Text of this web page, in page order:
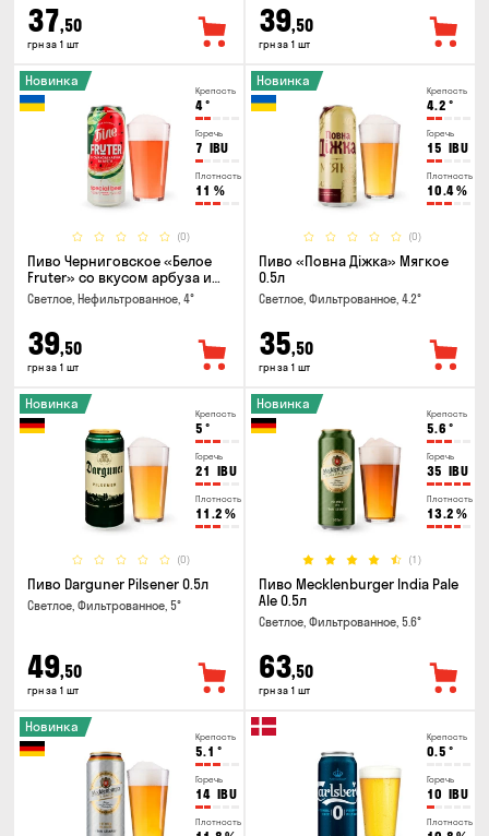
37,50
грн за 1 шт
39,50
грн за 1 шт
Крепость
4°
Горечь
7 IBU
Плотность
11 %
(0)
Новинка
Пиво Черниговское «Белое
Fruter» со вкусом арбуза и
мяты 0.5л
Светлое, Нефильтрованное, 4°
39,50
грн за 1 шт
Крепость
4.2 °
Горечь
15 IBU
Плотность
10.4%
(0)
Новинка
Пиво «Повна Діжка» Мягкое
0.5л
Светлое, Фильтрованное, 4.2°
35,50
грн за 1 шт
Крепость
5 °
Горечь
21 IBU
Плотность
11.2 %
(0)
Новинка
Пиво Darguner Pilsener 0.5л
Светлое, Фильтрованное, 5°
49,50
грн за 1 шт
Крепость
5.6 °
Горечь
35 IBU
Плотность
13.2 %
(1)
Новинка
Пиво Mecklenburger India Pale
Ale 0.5л
Светлое, Фильтрованное, 5.6°
63,50
грн за 1 шт
Крепость
5.1 °
Горечь
14 IBU
Плотность
Новинка
Крепость
0.5 °
Горечь
10 IBU
Плотность